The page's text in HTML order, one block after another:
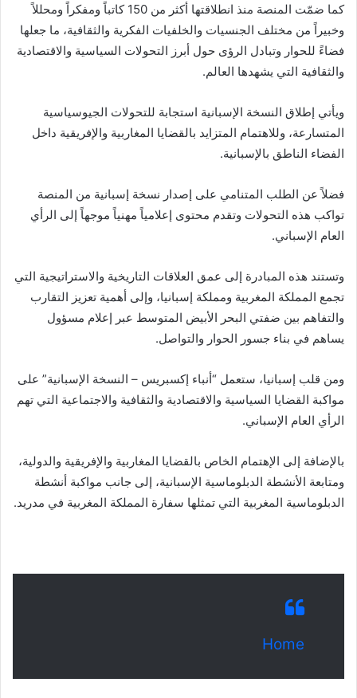
كما ضمّت المنصة منذ انطلاقتها أكثر من 150 كاتباً ومفكراً ومحللاً
وخبيراً من مختلف الجنسيات والخلفيات الفكرية والثقافية، ما جعلها
فضاءً للحوار وتبادل الرؤى حول أبرز التحولات السياسية والاقتصادية
والثقافية التي يشهدها العالم.
ويأتي إطلاق النسخة الإسبانية استجابة للتحولات الجيوسياسية
المتسارعة، وللاهتمام المتزايد بالقضايا المغاربية والإفريقية داخل
الفضاء الناطق بالإسبانية.
فضلاً عن الطلب المتنامي على إصدار نسخة إسبانية من المنصة
تواكب هذه التحولات وتقدم محتوى إعلامياً مهنياً موجهاً إلى الرأي
العام الإسباني.
وتستند هذه المبادرة إلى عمق العلاقات التاريخية والاستراتيجية التي
تجمع المملكة المغربية ومملكة إسبانيا، وإلى أهمية تعزيز التقارب
والتفاهم بين ضفتي البحر الأبيض المتوسط عبر إعلام مسؤول
يساهم في بناء جسور الحوار والتواصل.
ومن قلب إسبانيا، ستعمل “أنباء إكسبريس – النسخة الإسبانية” على
مواكبة القضايا السياسية والاقتصادية والثقافية والاجتماعية التي تهم
الرأي العام الإسباني.
بالإضافة إلى الإهتمام الخاص بالقضايا المغاربية والإفريقية والدولية،
ومتابعة الأنشطة الدبلوماسية الإسبانية، إلى جانب مواكبة أنشطة
الدبلوماسية المغربية التي تمثلها سفارة المملكة المغربية في مدريد.
Home